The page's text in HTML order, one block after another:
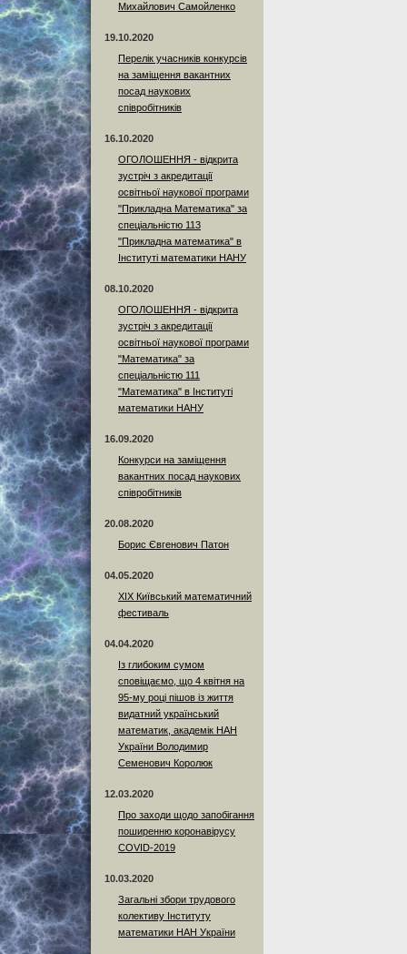
Михайлович Самойленко
19.10.2020
Перелік учасників конкурсів
на заміщення вакантних
посад наукових
співробітників
16.10.2020
ОГОЛОШЕННЯ - відкрита
зустріч з акредитації
освітньої наукової програми
"Прикладна Математика" за
спеціальністю 113
"Прикладна математика" в
Інституті математики НАНУ
08.10.2020
ОГОЛОШЕННЯ - відкрита
зустріч з акредитації
освітньої наукової програми
"Математика" за
спеціальністю 111
"Математика" в Інституті
математики НАНУ
16.09.2020
Конкурси на заміщення
вакантних посад наукових
співробітників
20.08.2020
Борис Євгенович Патон
04.05.2020
XIX Київський математичний
фестиваль
04.04.2020
Із глибоким сумом
сповіщаємо, що 4 квітня на
95-му році пішов із життя
видатний український
математик, академік НАН
України Володимир
Семенович Королюк
12.03.2020
Про заходи щодо запобігання
поширенню коронавірусу
COVID-2019
10.03.2020
Загальні збори трудового
колективу Інституту
математики НАН України